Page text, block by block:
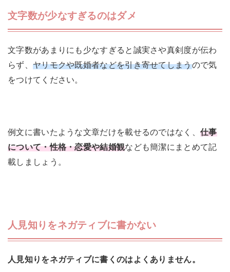
文字数が少なすぎるのはダメ
文字数があまりにも少なすぎると誠実さや真剣度が伝わ
らず、 ヤリモクや既婚者などを引き寄せてしまうので気
をつけてください。
例文に書いたような文章だけを載せるのではなく、 仕事
について・性格・恋愛や結婚観なども簡潔にまとめて記
載しましょう。
人見知りをネガティブに書かない
人見知りをネガティブに書くのはよくありません。